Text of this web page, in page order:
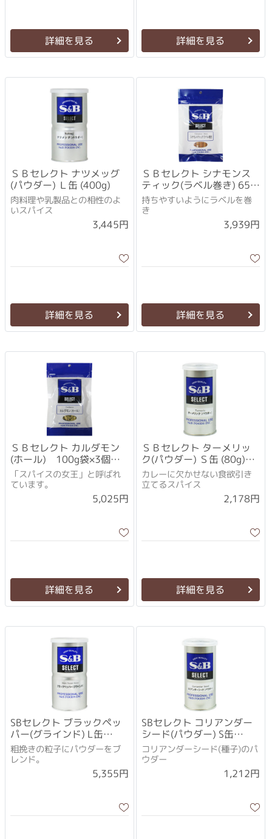
詳細を見る 詳細を見る
ＳＢセレクト ナツメッグ
(パウダー) Ｌ缶 (400g)
肉料理や乳製品との相性のよ
いスパイス
3,445円
詳細を見る
ＳＢセレクト シナモンス
ティック(ラベル巻き) 65g
袋×3個セット
持ちやすいようにラベルを巻
き
3,939円
詳細を見る
ＳＢセレクト カルダモン
(ホール) 100g袋×3個セ
ット
「スパイスの女王」と呼ばれ
ています。
5,025円
詳細を見る
ＳＢセレクト ターメリッ
ク(パウダー) Ｓ缶 (80g)×3
個セット
カレーに欠かせない食欲引き
立てるスパイス
2,178円
詳細を見る
SBセレクト ブラックペッ
パー(グラインド) L缶
(370g)×3個セット
粗挽きの粒子にパウダーをブ
レンド。
5,355円
SBセレクト コリアンダー
シード(パウダー) S缶
(80g)×3個セット
コリアンダーシード(種子)のパ
ウダー
1,212円